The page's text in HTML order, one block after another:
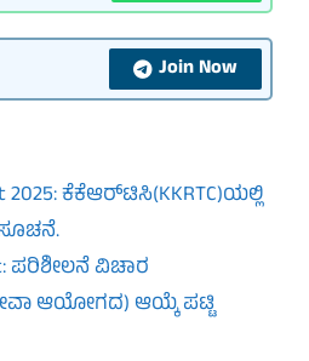
Join Now
2025: ಕೆಕೆಆರ್‌ಟಿಸಿ(KKRTC)ಯಲ್ಲಿ
ಪರಿಶೀಲನೆ ವಿಚಾರ
ಆಯೋಗದ) ಆಯ್ಕೆ ಪಟ್ಟಿ